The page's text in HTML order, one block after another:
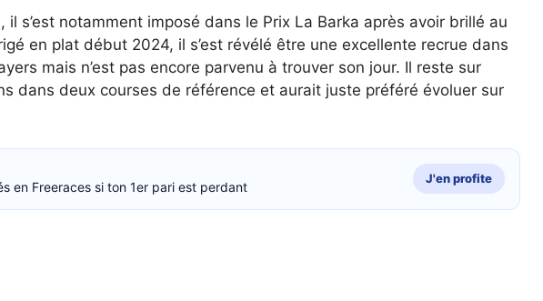
s’est notamment imposé dans le Prix La Barka après avoir brillé au
en plat début 2024, il s’est révélé être une excellente recrue dans
mais n’est pas encore parvenu à trouver son jour. Il reste sur
dans deux courses de référence et aurait juste préféré évoluer sur
en Freeraces si ton 1er pari est perdant
J'en profite